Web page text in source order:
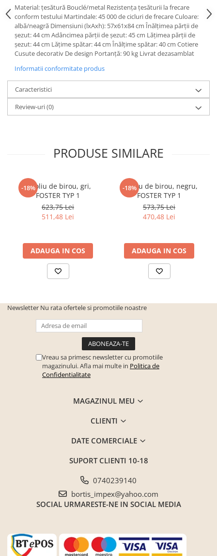
Paturi metalice
Paturi tapitate
Saltele
Seturi dormitoare complete
Suporturi saltea/Somiere/Gratii
Mobilier Hol/Cuiere
Banci pentru asteptare
Colectia casmir -seturi
Set mobilier Hol modern cu
Seturi hol cuiere
Mobilier Birou
Canapele birou
Dulapuri birou/bibliorafturi
Scaune conferinta-vizitator
Seturi mobilier birou complet
Camera copiilor
Birouri camera copilului
COVOARE PUFOASE(SHAGGY)FIR
Mobilier Gradina
Scaune de gradina
Material: ţesătură Bouclé/metal Rezistenţa ţesăturii la frecare
conform testului Martindale: 45 000 de cicluri de frecare Culoare:
albă/neagră Dimensiuni (lxAxh): 57x61x84 cm Înălţimea părţii de
şezut: 44 cm Adâncimea părţii de şezut: 45 cm Lăţimea părţii de
şezut: 44 cm Lăţime spătar: 44 cm Înălţime spătar: 40 cm Cotiere
Cusute decorativ De design Portanţă: 90 kg Livrat dezasamblat
Informatii conformitate produs
Caracteristici
Review-uri(0)
PRODUSE SIMILARE
-18%
Fotoliu de birou, gri,
FOSTER TYP 1
623,75 Lei
511,48 Lei
ADAUGA IN COS
-18%
Fotoliu de birou, negru,
FOSTER TYP 1
573,75 Lei
470,48 Lei
ADAUGA IN COS
Newsletter Nu rata ofertele si promotiile noastre
Vreau sa primesc newsletter cu promotiile
magazinului. Afla mai multe in Politica de
Confidentialitate
MAGAZINUL MEU
CLIENTI
DATE COMERCIALE
SUPORT CLIENTI 10-18
0740239140
bortis_impex@yahoo.com
SOCIAL URMARESTE-NE IN SOCIAL MEDIA